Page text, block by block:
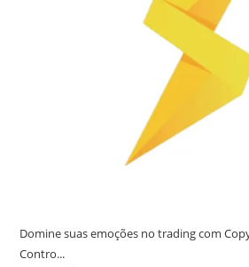
Domine suas emoções no trading com
Contro...